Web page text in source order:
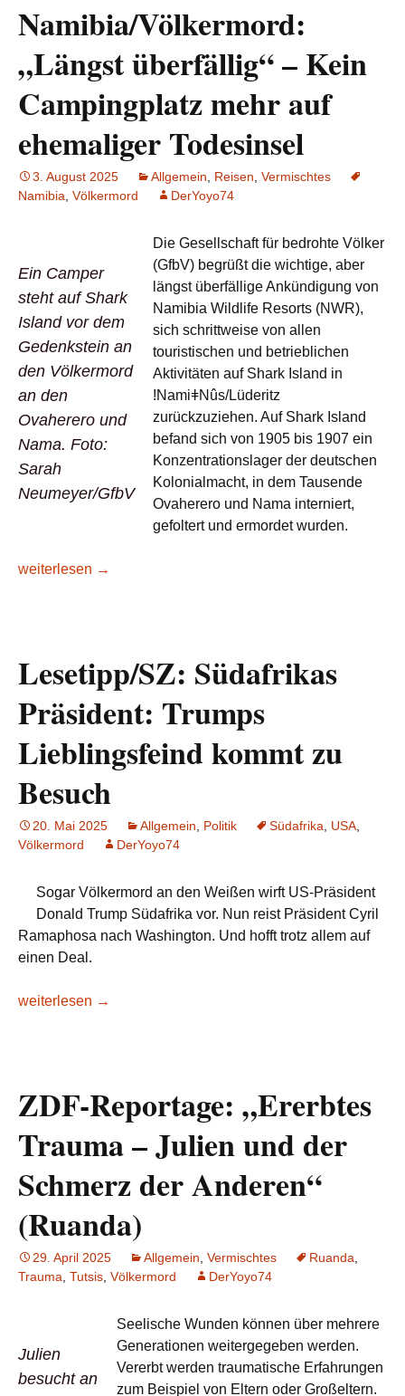
Namibia/Völkermord:
„Längst überfällig“ – Kein
Campingplatz mehr auf
ehemaliger Todesinsel
3. August 2025 Allgemein Reisen Vermischtes
Namibia Völkermord DerYoyo74
Ein Camper
steht auf Shark
Island vor dem
Gedenkstein an
den Völkermord
an den
Ovaherero und
Nama. Foto:
Sarah
Neumeyer/GfbV
Die Gesellschaft für bedrohte Völker
(GfbV) begrüßt die wichtige, aber
längst überfällige Ankündigung von
Namibia Wildlife Resorts (NWR),
sich schrittweise von allen
touristischen und betrieblichen
Aktivitäten auf Shark Island in
ǃNamiǂNûs/Lüderitz
zurückzuziehen. Auf Shark Island
befand sich von 1905 bis 1907 ein
Konzentrationslager der deutschen
Kolonialmacht, in dem Tausende
Ovaherero und Nama interniert,
gefoltert und ermordet wurden.
Namibia/Völkermord: „Längst überfällig“ – Kein
weiterlesen →
Lesetipp/SZ: Südafrikas
Präsident: Trumps
Lieblingsfeind kommt zu
Besuch
20. Mai 2025 Allgemein Politik Südafrika USA
Völkermord
DerYoyo74
Sogar Völkermord an den Weißen wirft US-Präsident
Donald Trump Südafrika vor. Nun reist Präsident Cyril
Ramaphosa nach Washington. Und hofft trotz allem auf
einen Deal.
Lesetipp/SZ: Südafrikas Präsident: Trumps Lieblingsfeind
weiterlesen →
ZDF-Reportage: „Ererbtes
Trauma – Julien und der
Schmerz der Anderen“
(Ruanda)
29. April 2025 Allgemein Vermischtes Ruanda
Trauma Tutsis Völkermord DerYoyo74
Julien
besucht an
Seelische Wunden können über mehrere
Generationen weitergegeben werden.
Vererbt werden traumatische Erfahrungen
zum Beispiel von Eltern oder Großeltern.